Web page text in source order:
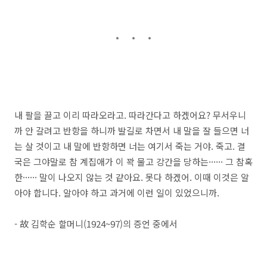
내 팔을 끌고 이리 따라오라고. 따라간다고 하겠어요? 무서우니
까 안 갈려고 반항을 하니까 발길로 차면서 내 말을 잘 들으면 너
는 살 것이고 내 말에 반항하면 너는 여기서 죽는 거야. 죽고. 결
국은 그야말로 참 계집애가 이 꽉 물고 강간을 당하는······ 그 참혹
한······ 말이 나오지 않는 것 같아요. 못다 하겠어. 이때 이것은 알
아야 합니다. 알아야 하고 과거에 이런 일이 있었으니까.
- 故 김학순 할머니(1924~97)의 증언 중에서